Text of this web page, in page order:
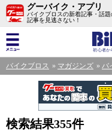
グーバイク・アプリ
バイクブロスの新着記事・話題
記事を見逃さない！
バイクブロス マガジンズ バ
検索結果355件